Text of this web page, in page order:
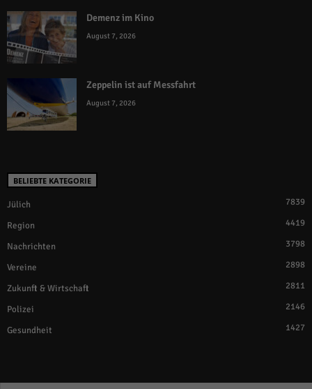
Demenz im Kino
August 7, 2026
Zeppelin ist auf Messfahrt
August 7, 2026
BELIEBTE KATEGORIE
Jülich 7839
Region 4419
Nachrichten 3798
Vereine 2898
Zukunft & Wirtschaft 2811
Polizei 2146
Gesundheit 1427